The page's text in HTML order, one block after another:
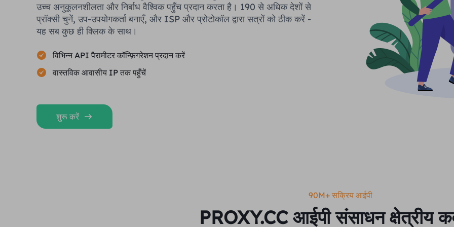
उच्च अनुकूलनशीलता और निर्बाध वैश्विक पहुँच प्रदान करता है। 190 से अधिक देशों से
प्रॉक्सी चुनें, उप-उपयोगकर्ता बनाएँ, और ISP और प्रोटोकॉल द्वारा सत्रों को ठीक करें -
यह सब कुछ ही क्लिक के साथ।
विभिन्न API पैरामीटर कॉन्फ़िगरेशन प्रदान करें
वास्तविक आवासीय IP तक पहुँचें
शुरू करें
90M+ सक्रिय आईपी
PROXY.CC आईपी संसाधन क्षेत्रीय